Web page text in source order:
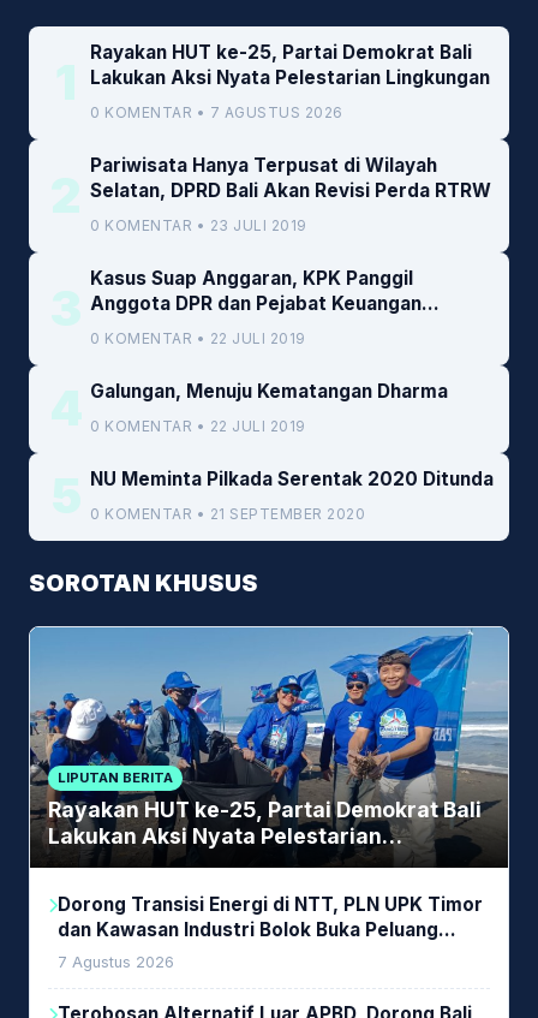
1
Rayakan HUT ke-25, Partai Demokrat Bali
Lakukan Aksi Nyata Pelestarian Lingkungan
0 KOMENTAR • 7 AGUSTUS 2026
2
Pariwisata Hanya Terpusat di Wilayah
Selatan, DPRD Bali Akan Revisi Perda RTRW
0 KOMENTAR • 23 JULI 2019
3
Kasus Suap Anggaran, KPK Panggil
Anggota DPR dan Pejabat Keuangan
Kemenkeu
0 KOMENTAR • 22 JULI 2019
4 Galungan, Menuju Kematangan Dharma
0 KOMENTAR • 22 JULI 2019
5 NU Meminta Pilkada Serentak 2020 Ditunda
0 KOMENTAR • 21 SEPTEMBER 2020
SOROTAN KHUSUS
LIPUTAN BERITA
Rayakan HUT ke-25, Partai Demokrat Bali
Lakukan Aksi Nyata Pelestarian
Lingkungan
Dorong Transisi Energi di NTT, PLN UPK Timor
dan Kawasan Industri Bolok Buka Peluang
Investasi Woodchip untuk Cofiring PLTU Bolok
7 Agustus 2026
Terobosan Alternatif Luar APBD, Dorong Bali